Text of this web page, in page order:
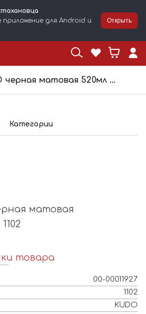
для Android и
Открыть
Эмаль KUDO черная матовая 520мл аэрозоль 1102
Категории
матовая
товара
00-00011927
1102
KUDO